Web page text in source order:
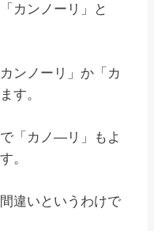
カンノーリ」と
ンノーリ」か「カ
す。
「カノ―リ」もよ
。
違いというわけで